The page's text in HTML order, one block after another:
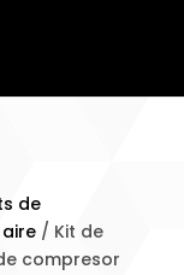
de
/ Kit de
compresor